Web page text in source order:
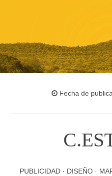
Fecha de
PUBLICIDAD · DISEÑO ·